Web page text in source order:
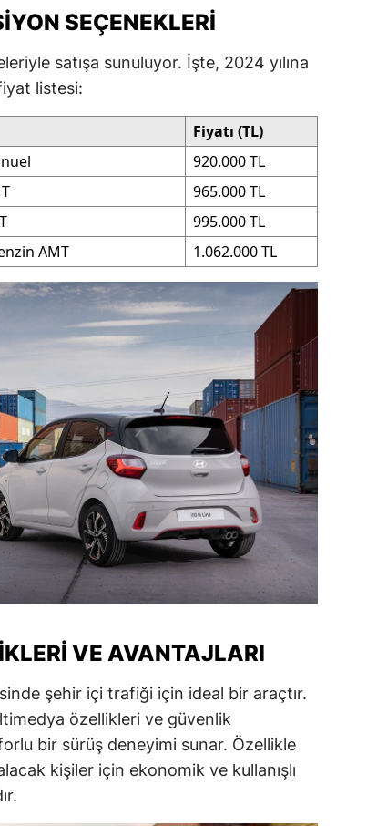
SEÇENEKLERI
satışa sunuluyor. İşte, 2024 yılına
listesi:
Fiyatı (TL)
920.000 TL
965.000 TL
995.000 TL
AMT
1.062.000 TL
VE AVANTAJLARI
şehir içi trafiği için ideal bir araçtır.
özellikleri ve güvenlik
bir sürüş deneyimi sunar. Özellikle
kişiler için ekonomik ve kullanışlı